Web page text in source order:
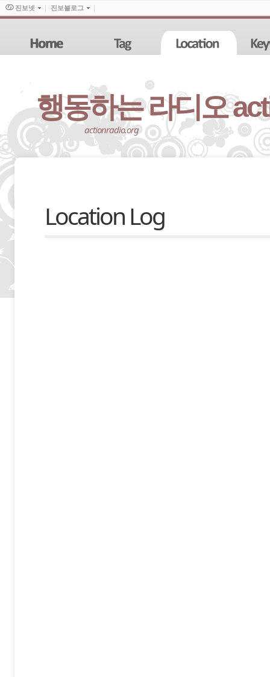
행동하는 라디오
actionradio.org
Location Log
진보넷 진보블로그